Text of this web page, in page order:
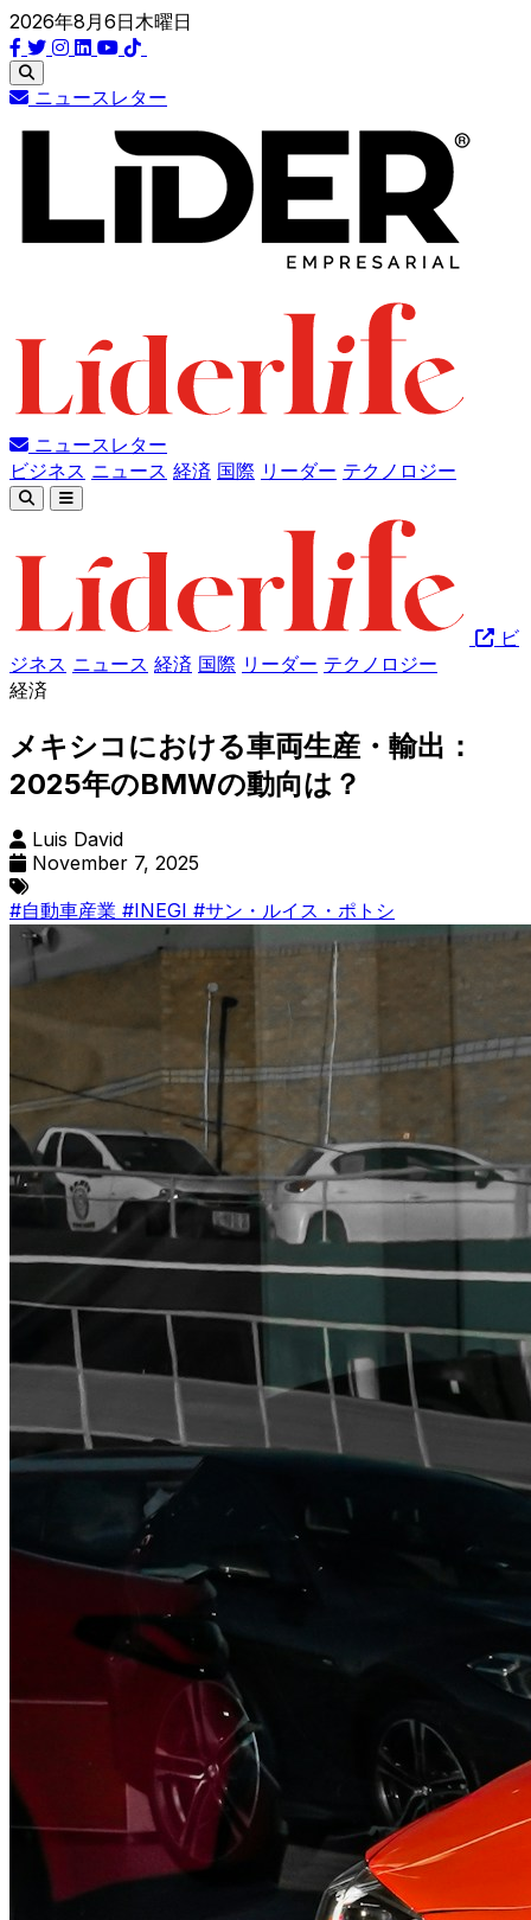
2026年8月6日木曜日
ニュースレター
ニュースレター
ビジネス ニュース 経済 国際 リーダー テクノロジー
ビ
ジネス ニュース 経済 国際 リーダー テクノロジー
経済
メキシコにおける車両生産・輸出：
2025年のBMWの動向は？
Luis David
November 7, 2025
#自動車産業 #INEGI #サン・ルイス・ポトシ